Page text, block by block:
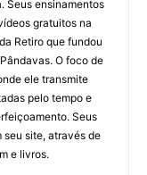
Seus ensinamentos
gratuitos na
Retiro que fundou
O foco de
ele transmite
pelo tempo e
Seus
seu site, através de
e livros.